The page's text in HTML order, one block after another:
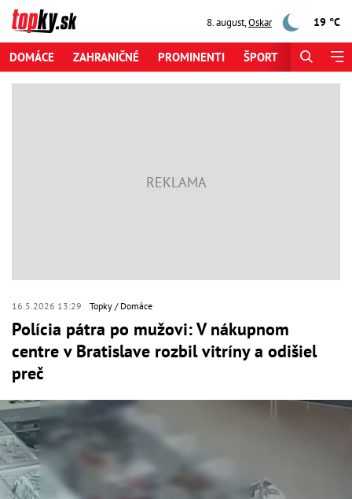
8. august,Oskar 19 °C
DOMÁCE ZAHRANIČNÉ PROMINENTI ŠPORT
16.5.2026 13:29 Topky Domáce
Polícia pátra po mužovi: V nákupnom
centre v Bratislave rozbil vitríny a odišiel
preč